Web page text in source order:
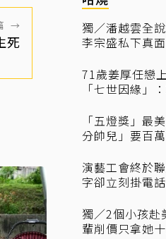
→
死
獨／潘越雲全
李宗盛私下真
71歲姜厚任戀
「七世因緣」
「五燈獎」最
分帥兒」要百
演藝工會終於
字卻立刻掛電話
獨／2個小孩赴
輩削價只拿她